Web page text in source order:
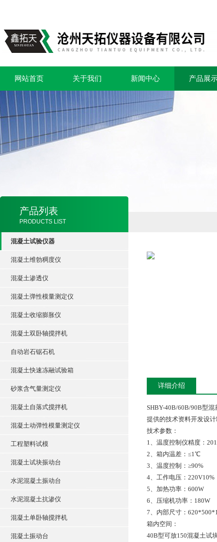
网站首页 关于我们 新闻中心 产品展
产品列表
PRODUCTS LIST
混凝土试验仪器
混凝土维勃稠度仪
混凝土渗透仪
混凝土弹性模量测定仪
混凝土收缩膨胀仪
混凝土双卧轴搅拌机
自动岩石锯石机
混凝土快速冻融试验箱
砂浆含气量测定仪
混凝土自落式搅拌机
混凝土动弹性模量测定仪
工程塑料试模
混凝土试块振动台
水泥混凝土振动台
水泥混凝土抗渗仪
混凝土单卧轴搅拌机
混凝土振动台
详细介绍
SHBY-40B/60B/90B型
提供的技术资料开发设
技术参数：
1、温度控制仪精度：
2、箱内温差：≤1℃
3、温度控制：≥90%
4、工作电压：220V10%
5、加热功率：600W
6、压缩机功率：180W
7、内部尺寸：
箱内空间：
40B型可放150混凝土试